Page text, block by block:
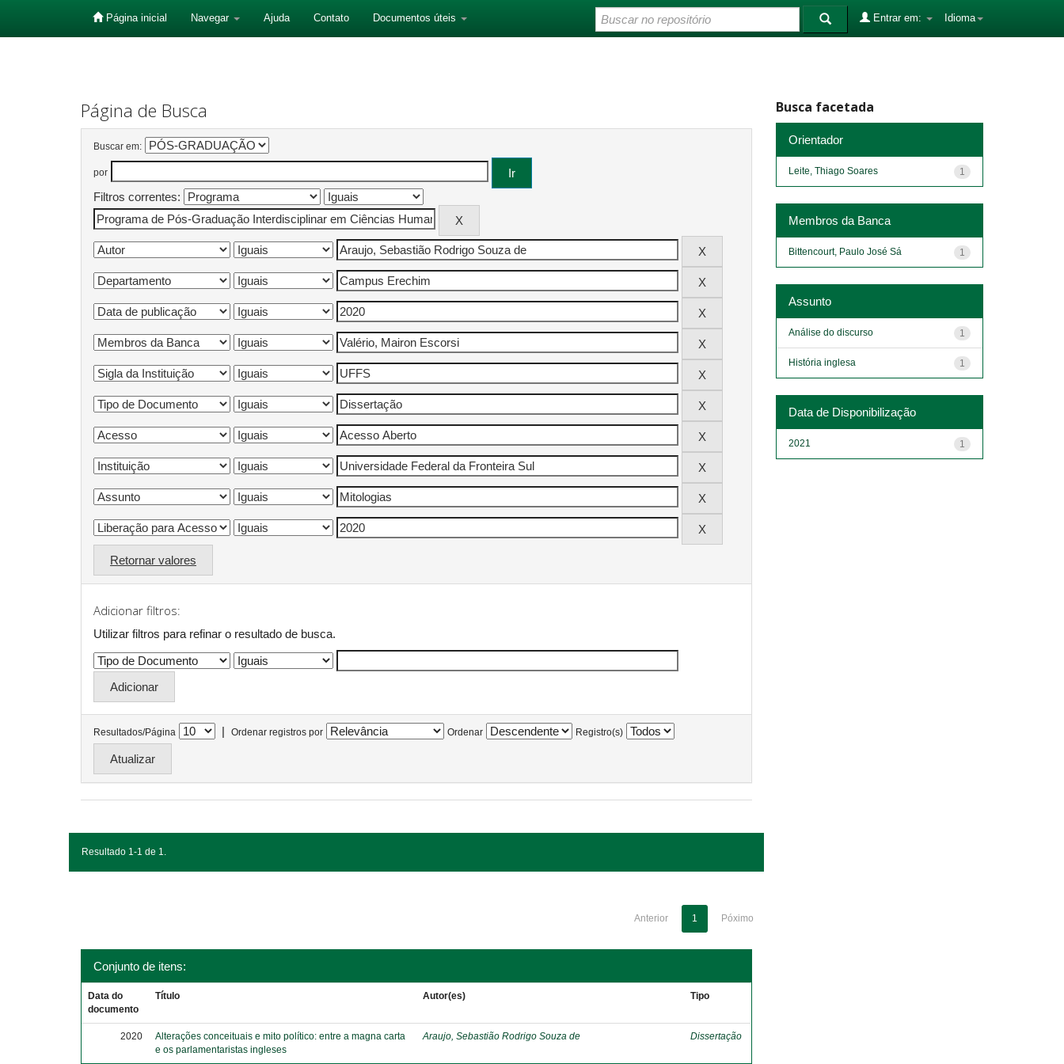
Página inicial Navegar Ajuda Contato Documentos úteis Idioma
Entrar em:
Página de Busca
Buscar em:
por
Filtros correntes:
Retornar valores
Adicionar filtros:
Utilizar filtros para refinar o resultado de busca.
Resultados/Página | Ordenar registros por Ordenar Registro(s)
Resultado 1-1 de 1.
Anterior 1 Póximo
Conjunto de itens:
Data do
documento
Título Autor(es) Tipo
2020
Alterações conceituais e mito político: entre a magna carta
e os parlamentaristas ingleses
Araujo, Sebastião Rodrigo Souza de Dissertação
Busca facetada
Orientador
1
Leite, Thiago Soares
Membros da Banca
1
Bittencourt, Paulo José Sá
Assunto
1
Análise do discurso
1
História inglesa
Data de Disponibilização
1
2021